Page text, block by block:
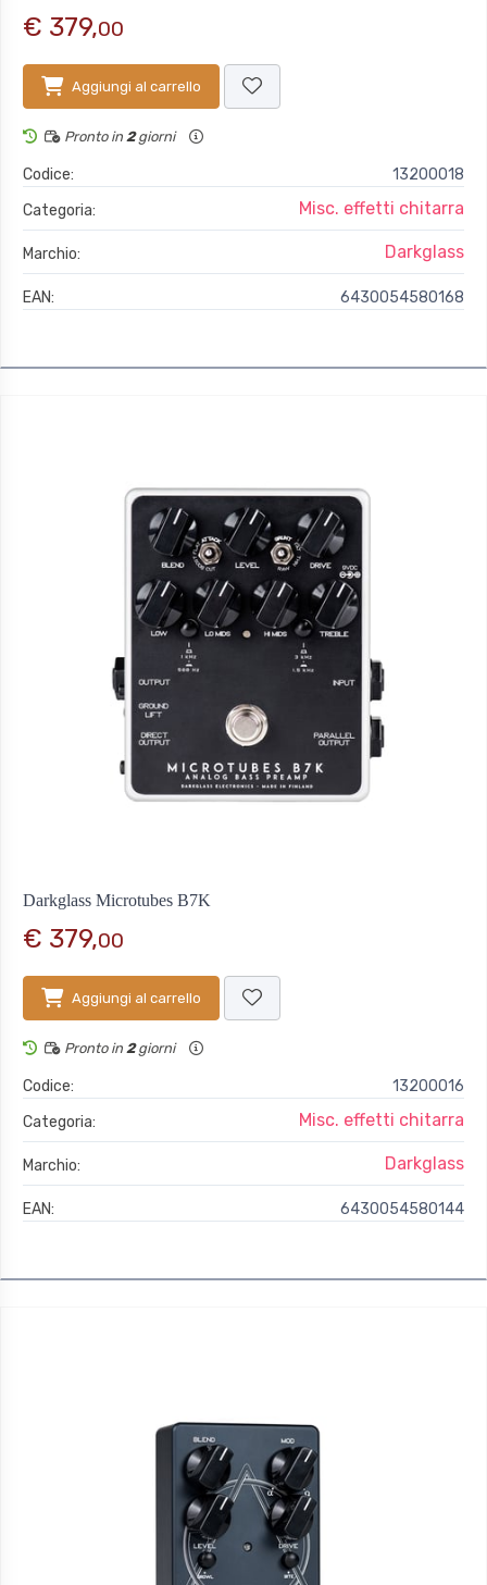
€ 379,00
Aggiungi al carrello
Pronto in 2giorni
Codice:
13200018
Categoria:
Misc. effetti chitarra
Marchio: Darkglass
EAN: 6430054580168
Darkglass Microtubes B7K
€ 379,00
Aggiungi al carrello
Pronto in 2giorni
Codice:
13200016
Categoria:
Misc. effetti chitarra
Marchio: Darkglass
EAN: 6430054580144